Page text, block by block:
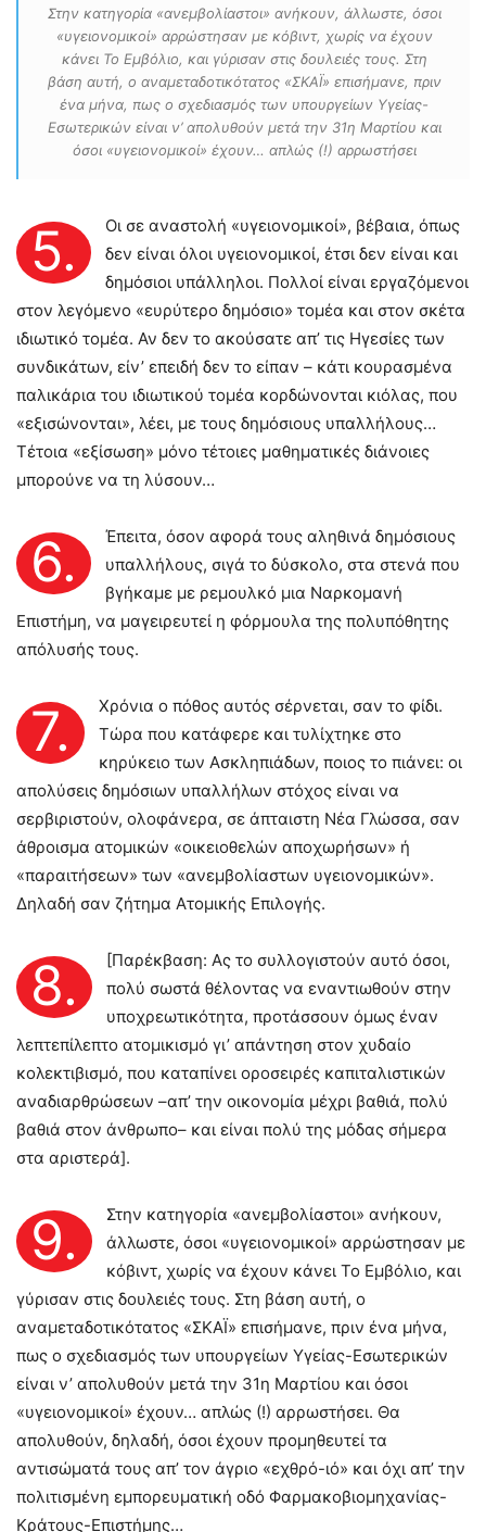
Στην κατηγορία «ανεμβολίαστοι» ανήκουν, άλλωστε, όσοι
«υγειονομικοί» αρρώστησαν με κόβιντ, χωρίς να έχουν
κάνει Το Εμβόλιο, και γύρισαν στις δουλειές τους. Στη
βάση αυτή, ο αναμεταδοτικότατος «ΣΚΑΪ» επισήμανε, πριν
ένα μήνα, πως ο σχεδιασμός των υπουργείων Υγείας-
Εσωτερικών είναι ν’ απολυθούν μετά την 31η Μαρτίου και
όσοι «υγειονομικοί» έχουν… απλώς (!) αρρωστήσει
5.
Οι σε αναστολή «υγειονομικοί», βέβαια, όπως
δεν είναι όλοι υγειονομικοί, έτσι δεν είναι και
δημόσιοι υπάλληλοι. Πολλοί είναι εργαζόμενοι
στον λεγόμενο «ευρύτερο δημόσιο» τομέα και στον σκέτα
ιδιωτικό τομέα. Αν δεν το ακούσατε απ’ τις Ηγεσίες των
συνδικάτων, είν’ επειδή δεν το είπαν – κάτι κουρασμένα
παλικάρια του ιδιωτικού τομέα κορδώνονται κιόλας, που
«εξισώνονται», λέει, με τους δημόσιους υπαλλήλους…
Τέτοια «εξίσωση» μόνο τέτοιες μαθηματικές διάνοιες
μπορούνε να τη λύσουν…
6.
Έπειτα, όσον αφορά τους αληθινά δημόσιους
υπαλλήλους, σιγά το δύσκολο, στα στενά που
βγήκαμε με ρεμουλκό μια Ναρκομανή
Επιστήμη, να μαγειρευτεί η φόρμουλα της πολυπόθητης
απόλυσής τους.
7.
Χρόνια ο πόθος αυτός σέρνεται, σαν το φίδι.
Τώρα που κατάφερε και τυλίχτηκε στο
κηρύκειο των Ασκληπιάδων, ποιος το πιάνει: οι
απολύσεις δημόσιων υπαλλήλων στόχος είναι να
σερβιριστούν, ολοφάνερα, σε άπταιστη Νέα Γλώσσα, σαν
άθροισμα ατομικών «οικειοθελών αποχωρήσων» ή
«παραιτήσεων» των «ανεμβολίαστων υγειονομικών».
Δηλαδή σαν ζήτημα Ατομικής Επιλογής.
8.
[Παρέκβαση: Ας το συλλογιστούν αυτό όσοι,
πολύ σωστά θέλοντας να εναντιωθούν στην
υποχρεωτικότητα, προτάσσουν όμως έναν
λεπτεπίλεπτο ατομικισμό γι’ απάντηση στον χυδαίο
κολεκτιβισμό, που καταπίνει οροσειρές καπιταλιστικών
αναδιαρθρώσεων –απ’ την οικονομία μέχρι βαθιά, πολύ
βαθιά στον άνθρωπο– και είναι πολύ της μόδας σήμερα
στα αριστερά].
9.
Στην κατηγορία «ανεμβολίαστοι» ανήκουν,
άλλωστε, όσοι «υγειονομικοί» αρρώστησαν με
κόβιντ, χωρίς να έχουν κάνει Το Εμβόλιο, και
γύρισαν στις δουλειές τους. Στη βάση αυτή, ο
αναμεταδοτικότατος «ΣΚΑΪ» επισήμανε, πριν ένα μήνα,
πως ο σχεδιασμός των υπουργείων Υγείας-Εσωτερικών
είναι ν’ απολυθούν μετά την 31η Μαρτίου και όσοι
«υγειονομικοί» έχουν… απλώς (!) αρρωστήσει. Θα
απολυθούν, δηλαδή, όσοι έχουν προμηθευτεί τα
αντισώματά τους απ’ τον άγριο «εχθρό-ιό» και όχι απ’ την
πολιτισμένη εμπορευματική οδό Φαρμακοβιομηχανίας-
Κράτους-Επιστήμης…